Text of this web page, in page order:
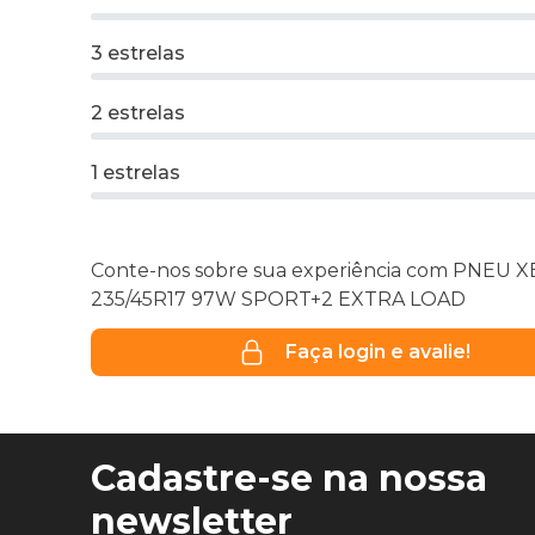
3 estrelas
2 estrelas
1 estrelas
Conte-nos sobre sua experiência com PNEU
235/45R17 97W SPORT+2 EXTRA LOAD
Faça login e avalie!
Cadastre-se na nossa
newsletter